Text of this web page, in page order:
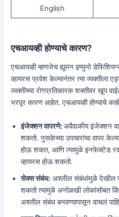
English
एचआयव्ही होण्याचे कारण?
एचआयव्ही म्हणजेच ह्यूमन इम्युनो
व्हायरस प्रवेश केल्यानंतर त्या व्यक्तीला
व्यक्तीच्या रोगप्रतिकारक शक्तीवर खूप
भरपूर कारण आहेत. एचआयव्ही होण्याचे
इंजेक्शन वापरणे:अवैद्यकीय इंजेक्शन
शकतो. नुसकेच्या उपचारांचा वापर
होऊ शकत, आणि त्यामुळे इनफेक्टेड
व्हायरस होऊ शकतो.
सेक्स संबंध: अश्लील संबंधांमुळे देखील
शकतो त्यामुळे अनोळखी लोकांसोबत
अश्लील संबंध बनवण्यापासून वाचलं